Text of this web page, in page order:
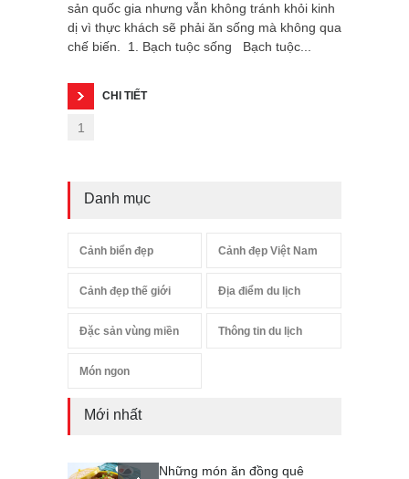
sản quốc gia nhưng vẫn không tránh khỏi kinh
dị vì thực khách sẽ phải ăn sống mà không qua
chế biến. 1. Bạch tuộc sống Bạch tuộc...
CHI TIẾT
1
Danh mục
Cảnh biển đẹp Cảnh đẹp Việt Nam
Cảnh đẹp thế giới Địa điểm du lịch
Đặc sản vùng miền Thông tin du lịch
Món ngon
Mới nhất
Những món ăn đồng quê